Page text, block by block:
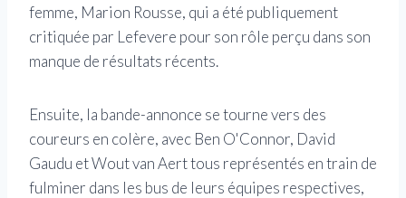
femme, Marion Rousse, qui a été publiquement
critiquée par Lefevere pour son rôle perçu dans son
manque de résultats récents.
Ensuite, la bande-annonce se tourne vers des
coureurs en colère, avec Ben O'Connor, David
Gaudu et Wout van Aert tous représentés en train de
fulminer dans les bus de leurs équipes respectives,